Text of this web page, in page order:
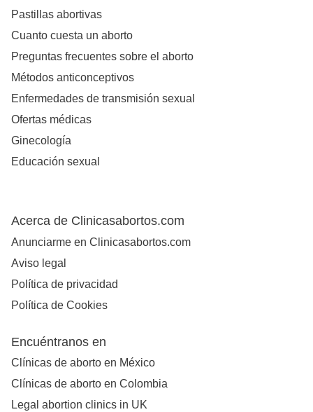
Pastillas abortivas
Cuanto cuesta un aborto
Preguntas frecuentes sobre el aborto
Métodos anticonceptivos
Enfermedades de transmisión sexual
Ofertas médicas
Ginecología
Educación sexual
Acerca de Clinicasabortos.com
Anunciarme en Clinicasabortos.com
Aviso legal
Política de privacidad
Política de Cookies
Encuéntranos en
Clínicas de aborto en México
Clínicas de aborto en Colombia
Legal abortion clinics in UK